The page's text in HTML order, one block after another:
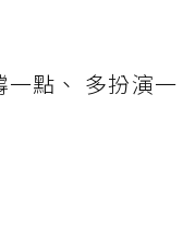
點、 多扮演一